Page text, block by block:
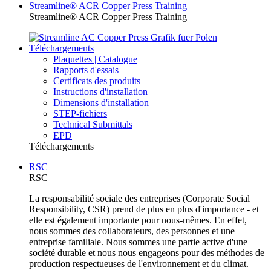
Streamline® ACR Copper Press Training
Streamline® ACR Copper Press Training
Téléchargements
Plaquettes | Catalogue
Rapports d'essais
Certificats des produits
Instructions d'installation
Dimensions d'installation
STEP-fichiers
Technical Submittals
EPD
Téléchargements
RSC
RSC
La responsabilité sociale des entreprises (Corporate Social
Responsibility, CSR) prend de plus en plus d'importance - et
elle est également importante pour nous-mêmes. En effet,
nous sommes des collaborateurs, des personnes et une
entreprise familiale. Nous sommes une partie active d'une
société durable et nous nous engageons pour des méthodes de
production respectueuses de l'environnement et du climat.